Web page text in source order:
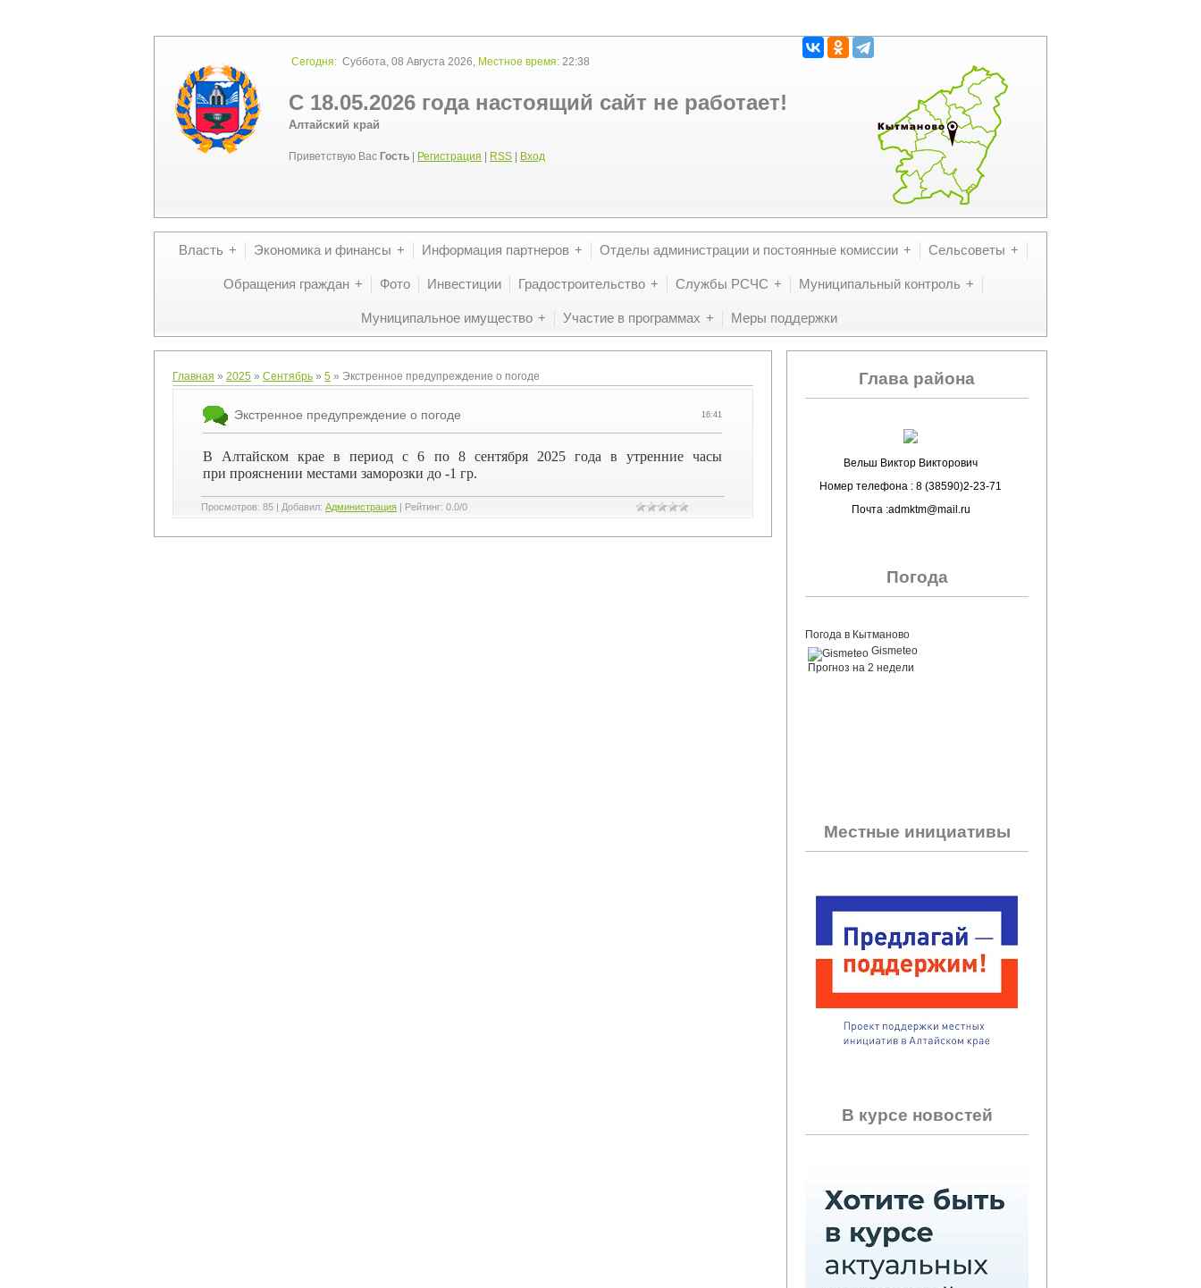
Сегодня: Суббота, 08 Августа 2026, Местное время: 22:38
С 18.05.2026 года настоящий сайт не работает!
Алтайский край
Приветствую Вас Гость Регистрация RSS Вход
Власть Экономика и финансы Информация партнеров Отделы администрации и постоянные комиссии Сельсоветы
Обращения граждан Фото Инвестиции Градостроительство Службы РСЧС Муниципальный контроль
Муниципальное имущество Участие в программах Меры поддержки
Главная » 2025 » Сентябрь » 5 » Экстренное предупреждение о погоде
16:41
Экстренное предупреждение о погоде
В Алтайском крае в период с 6 по 8 сентября 2025 года в утренние часы
при прояснении местами заморозки до -1 гр.
Просмотров: 85 | Добавил: Администрация | Рейтинг: 0.0/0
Глава района
Вельш Виктор Викторович
Номер телефона : 8 (38590)2-23-71
Почта :admktm@mail.ru
Погода
Погода в Кытманово
Gismeteo
Прогноз на 2 недели
Местные инициативы
В курсе новостей